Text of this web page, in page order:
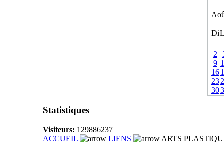
Di
2
9
16
23
30
Statistiques
Visiteurs: 129886237
ACCUEIL
LIENS ARTS